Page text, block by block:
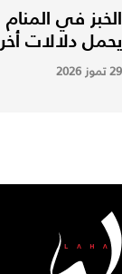
الخبز في
يحمل دلالات
29 تموز 2026